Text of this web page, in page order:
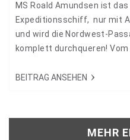
MS Roald Amundsen ist
Expeditionsschiff, nur mit
und wird die Nordwest-
komplett durchqueren!
Kanadas bis nach Alaska.
BEITRAG ANSEHEN
MEHR